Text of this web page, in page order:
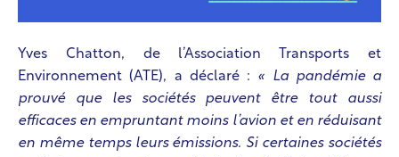
Yves Chatton, de l’Association Transports et
Environnement (ATE), a déclaré : « La pandémie a
prouvé que les sociétés peuvent être tout aussi
efficaces en empruntant moins l’avion et en réduisant
en même temps leurs émissions. Si certaines sociétés